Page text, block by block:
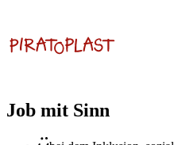
Job mit Sinn